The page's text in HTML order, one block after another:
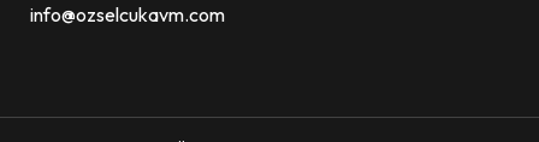
info@ozselcukavm.com